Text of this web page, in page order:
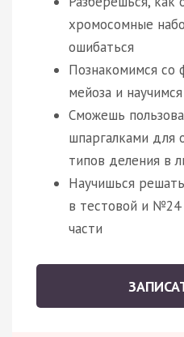
хромосомные
ошибаться
Познакомимся со
мейоза и
Сможешь
шпаргалками для
типов деления в
Научишься
в тестовой и №24
части